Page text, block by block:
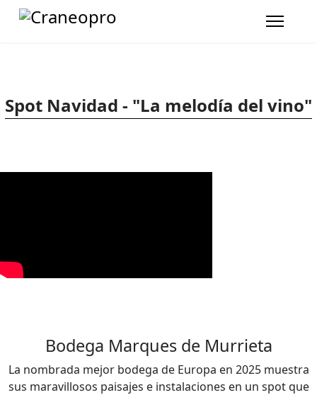
Spot Navidad - "La melodía del vino"
Bodega Marques de Murrieta
La nombrada mejor bodega de Europa en 2025 muestra
sus maravillosos paisajes e instalaciones en un spot que